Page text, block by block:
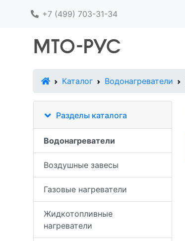
+7 (499) 703-31-34
В начало
Каталог Водонагреватели
Разделы каталога
Водонагреватели
Воздушные завесы
Газовые нагреватели
Жидкотопливные
нагреватели